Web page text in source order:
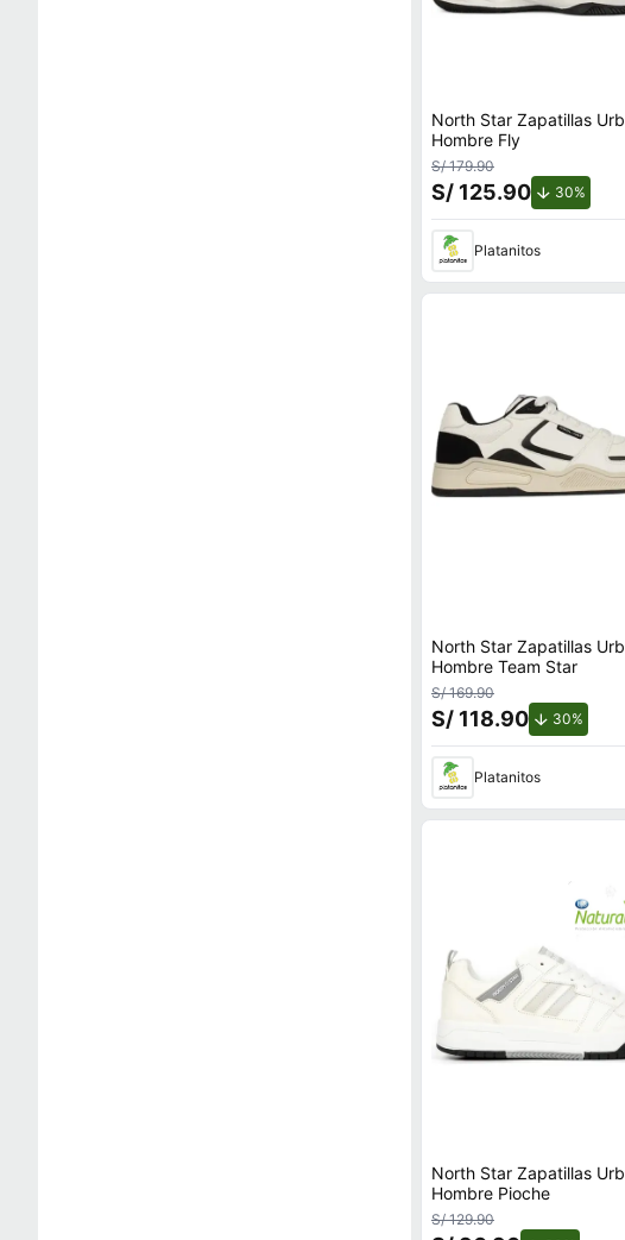
North Star Zapatillas
Hombre Fly
S/ 179.90
S/ 125.90 30%de
Platanitos
North Star Zapatillas
Hombre Team Star
S/ 169.90
S/ 118.90 30%de
Platanitos
North Star Zapatillas
Hombre Pioche
S/ 129.90